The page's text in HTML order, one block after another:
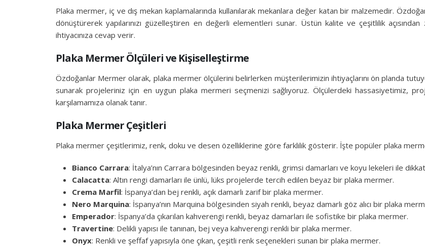
Plaka mermer, iç ve dış mekan kaplamalarında kullanılarak mekanlara değer katan bir malzemedir.
dönüştürerek yapılarınızı güzelleştiren en değerli elementleri sunar. Üstün kalite ve çeşitlilik
ihtiyacınıza cevap verir.
Plaka Mermer Ölçüleri ve Kişiselleştirme
Özdoğanlar Mermer olarak, plaka mermer ölçülerini belirlerken müşterilerimizin ihtiyaçlarını ön planda
sunarak projeleriniz için en uygun plaka mermeri seçmenizi sağlıyoruz. Ölçülerdeki hassasiyetimiz,
karşılamamıza olanak tanır.
Plaka Mermer Çeşitleri
Plaka mermer çeşitlerimiz, renk, doku ve desen özelliklerine göre farklılık gösterir. İşte popüler plaka
Bianco Carrara: İtalya’nın Carrara bölgesinden beyaz renkli, grimsi damarları ve koyu lekeleri ile
Calacatta: Altın rengi damarları ile ünlü, lüks projelerde tercih edilen beyaz bir plaka mermer.
Crema Marfil: İspanya’dan bej renkli, açık damarlı zarif bir plaka mermer.
Nero Marquina: İspanya’nın Marquina bölgesinden siyah renkli, beyaz damarlı göz alıcı bir plaka
Emperador: İspanya’da çıkarılan kahverengi renkli, beyaz damarları ile sofistike bir plaka mermer.
Travertine: Delikli yapısı ile tanınan, bej veya kahverengi renkli bir plaka mermer.
Onyx: Renkli ve şeffaf yapısıyla öne çıkan, çeşitli renk seçenekleri sunan bir plaka mermer.